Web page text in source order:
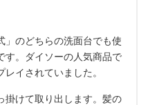
」のどちらの洗面台でも使
す。ダイソーの人気商品で
イされていました。
掛けて取り出します。髪の